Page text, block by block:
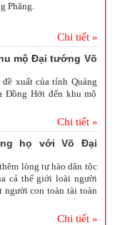
Phăng.
Chi tiết »
mộ Đại tướng Võ
xuất của tỉnh Quảng
Đồng Hới đến khu mộ
Chi tiết »
họ với Võ Đại
lòng tự hào dân tộc
cả thế giới loài người
người con toàn tài toàn
Chi tiết »